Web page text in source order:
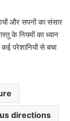
और सपनों का संसार
के नियमों का ध्यान
परेशानियों से बचा
directions